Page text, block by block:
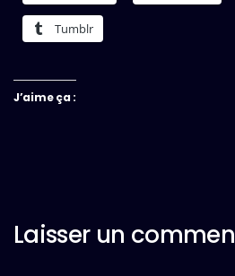
Tumblr
J’aime ça :
Laisser un